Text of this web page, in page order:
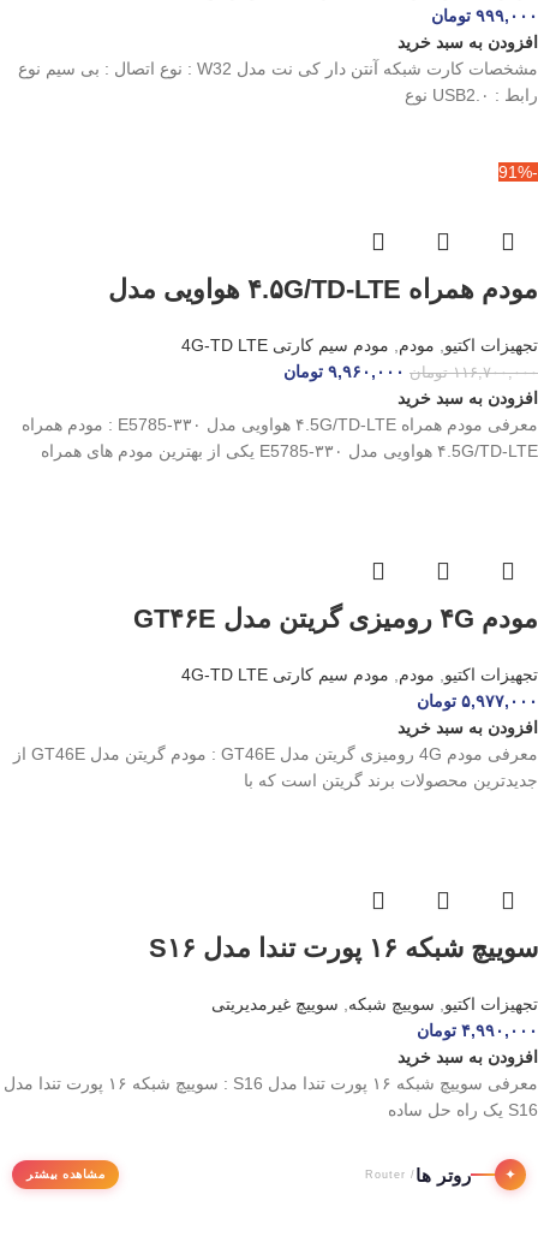
۹۹۹,۰۰۰ تومان
افزودن به سبد خرید
مشخصات کارت شبکه آنتن دار کی نت مدل W32 : نوع اتصال : بی سیم نوع
رابط : USB2.۰ نوع
-91%
مودم همراه ۴.۵G/TD-LTE هواویی مدل
تجهیزات اکتیو, مودم, مودم سیم کارتی 4G-TD LTE
۱۱۶,۷۰۰,۰۰۰ تومان ۹,۹۶۰,۰۰۰ تومان
افزودن به سبد خرید
معرفی مودم همراه ۴.5G/TD-LTE هواویی مدل E5785-۳۳۰ : مودم همراه
۴.5G/TD-LTE هواویی مدل E5785-۳۳۰ یکی از بهترین مودم های همراه
مودم ۴G رومیزی گریتن مدل GT۴۶E
تجهیزات اکتیو, مودم, مودم سیم کارتی 4G-TD LTE
۵,۹۷۷,۰۰۰ تومان
افزودن به سبد خرید
معرفی مودم 4G رومیزی گریتن مدل GT46E : مودم گریتن مدل GT46E از
جدیدترین محصولات برند گریتن است که با
سوییچ شبکه ۱۶ پورت تندا مدل S۱۶
تجهیزات اکتیو, سوییچ شبکه, سوییچ غیرمدیریتی
۴,۹۹۰,۰۰۰ تومان
افزودن به سبد خرید
معرفی سوییچ شبکه ۱۶ پورت تندا مدل S16 : سوییچ شبکه ۱۶ پورت تندا مدل
S16 یک راه حل ساده
✦ روتر ها / Router مشاهده بیشتر